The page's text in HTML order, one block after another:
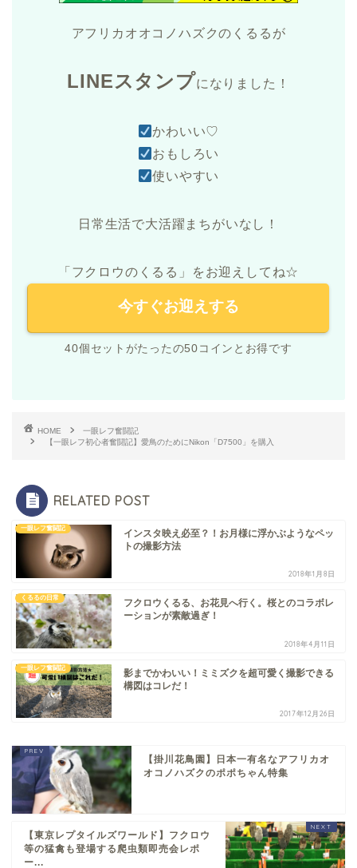
アフリカオオコノハズクのくるるが
LINEスタンプになりました！
かわいい♡
おもしろい
使いやすい
日常生活で大活躍まちがいなし！
「フクロウのくるる」をお迎えしてね☆
今すぐお迎えする
40個セットがたったの50コインとお得です
HOME
一眼レフ奮闘記
【一眼レフ初心者奮闘記】愛鳥のためにNikon「D7500」を購入
RELATED POST
一眼レフ奮闘記
インスタ映え必至？！お月様に浮かぶようなペッ
トの撮影方法
2018年1月8日
くるるの日常
フクロウくるる、お花見へ行く。桜とのコラボレ
ーションが素敵過ぎ！
2018年4月11日
一眼レフ奮闘記
影までかわいい！ミミズクを超可愛く撮影できる
構図はコレだ！
2017年12月26日
【掛川花鳥園】日本一有名なアフリカオ
オコノハズクのポポちゃん特集
【東京レプタイルズワールド】フクロウ
等の猛禽も登場する爬虫類即売会レポ
ー...